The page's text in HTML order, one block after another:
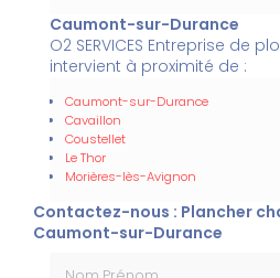
Caumont-sur-Durance
O2 SERVICES Entreprise de
intervient à proximité de :
Caumont-sur-Durance
Cavaillon
Coustellet
Le Thor
Morières-lès-Avignon
Contactez-nous : Plancher
Caumont-sur-Durance